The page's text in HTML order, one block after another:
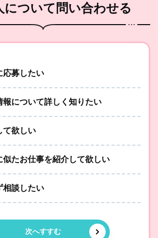
について問い合わせる
応募したい
報について詳しく知りたい
て欲しい
似たお仕事を紹介して欲しい
相談したい
次へすすむ